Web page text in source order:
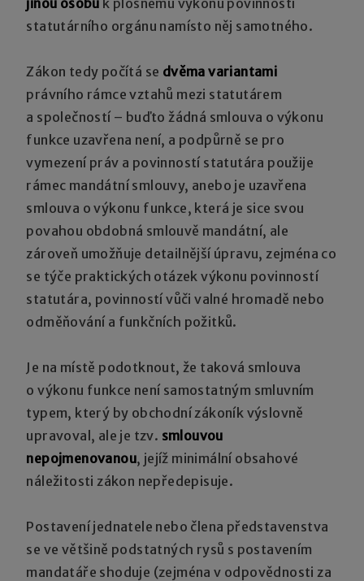
statutárního orgánu namísto něj samotného.
Zákon tedy počítá se dvěma variantami
právního rámce vztahů mezi statutárem
a společností – buďto žádná smlouva o výkonu
funkce uzavřena není, a podpůrně se pro
vymezení práv a povinností statutára použije
rámec mandátní smlouvy, anebo je uzavřena
smlouva o výkonu funkce, která je sice svou
povahou obdobná smlouvě mandátní, ale
zároveň umožňuje detailnější úpravu, zejména co
se týče praktických otázek výkonu povinností
statutára, povinností vůči valné hromadě nebo
odměňování a funkčních požitků.
Je na místě podotknout, že taková smlouva
o výkonu funkce není samostatným smluvním
typem, který by obchodní zákoník výslovně
upravoval, ale je tzv. smlouvou
nepojmenovanou, jejíž minimální obsahové
náležitosti zákon nepředepisuje.
Postavení jednatele nebo člena představenstva
se ve většině podstatných rysů s postavením
mandatáře shoduje (zejména v odpovědnosti za